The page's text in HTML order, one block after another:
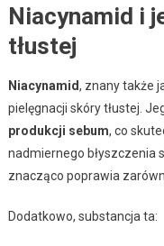
Niacynamid i
tłustej
Niacynamid, znany także
pielęgnacji skóry tłustej.
produkcji sebum, co
nadmiernego błyszczenia
znacząco poprawia
Dodatkowo, substancja ta: